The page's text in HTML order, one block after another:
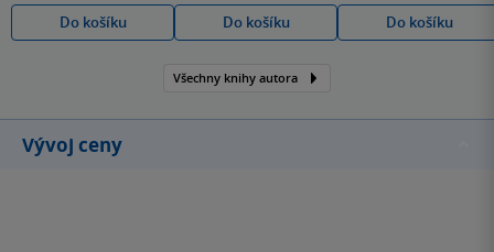
Do košíku
Do košíku
Do košíku
Všechny knihy autora
Vývoj ceny